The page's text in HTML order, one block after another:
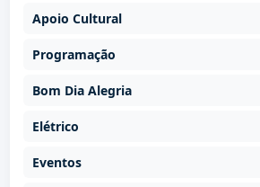
Apoio Cultural
Programação
Bom Dia Alegria
Elétrico
Eventos